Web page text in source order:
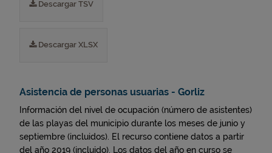
Descargar TSV
Descargar XLSX
Asistencia de personas usuarias - Gorliz
Información del nivel de ocupación (número de asistentes)
de las playas del municipio durante los meses de junio y
septiembre (incluidos). El recurso contiene datos a partir
del año 2019 (incluido). Los datos del año en curso se